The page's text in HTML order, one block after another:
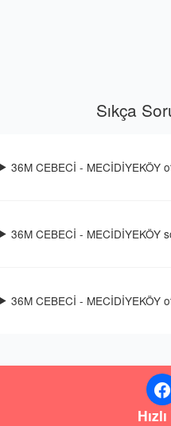
Sıkça
36M CEBECİ - MECİDİYEKÖY
36M CEBECİ - MECİDİYEKÖY
36M CEBECİ - MECİDİYEKÖY